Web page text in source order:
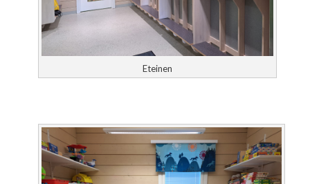
Eteinen